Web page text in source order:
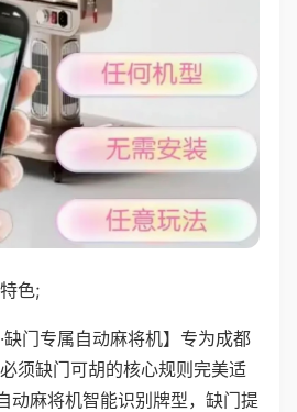
色;
缺门专属自动麻将机】专为成都
须缺门可胡的核心规则完美适
动麻将机智能识别牌型，缺门提